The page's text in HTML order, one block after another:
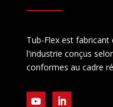
Tub-Flex est
l'industrie conçus
conformes au cadre